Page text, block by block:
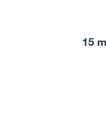
15